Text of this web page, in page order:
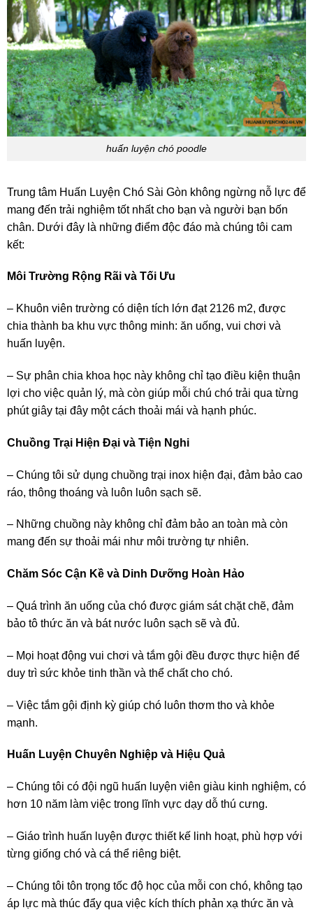
huấn luyện chó poodle
Trung tâm Huấn Luyện Chó Sài Gòn không ngừng nỗ lực để
mang đến trải nghiệm tốt nhất cho bạn và người bạn bốn
chân. Dưới đây là những điểm độc đáo mà chúng tôi cam
kết:
Môi Trường Rộng Rãi và Tối Ưu
– Khuôn viên trường có diện tích lớn đạt 2126 m2, được
chia thành ba khu vực thông minh: ăn uống, vui chơi và
huấn luyện.
– Sự phân chia khoa học này không chỉ tạo điều kiện thuận
lợi cho việc quản lý, mà còn giúp mỗi chú chó trải qua từng
phút giây tại đây một cách thoải mái và hạnh phúc.
Chuồng Trại Hiện Đại và Tiện Nghi
– Chúng tôi sử dụng chuồng trại inox hiện đại, đảm bảo cao
ráo, thông thoáng và luôn luôn sạch sẽ.
– Những chuồng này không chỉ đảm bảo an toàn mà còn
mang đến sự thoải mái như môi trường tự nhiên.
Chăm Sóc Cận Kề và Dinh Dưỡng Hoàn Hảo
– Quá trình ăn uống của chó được giám sát chặt chẽ, đảm
bảo tô thức ăn và bát nước luôn sạch sẽ và đủ.
– Mọi hoạt động vui chơi và tắm gội đều được thực hiện để
duy trì sức khỏe tinh thần và thể chất cho chó.
– Việc tắm gội định kỳ giúp chó luôn thơm tho và khỏe
mạnh.
Huấn Luyện Chuyên Nghiệp và Hiệu Quả
– Chúng tôi có đội ngũ huấn luyện viên giàu kinh nghiệm, có
hơn 10 năm làm việc trong lĩnh vực dạy dỗ thú cưng.
– Giáo trình huấn luyện được thiết kế linh hoạt, phù hợp với
từng giống chó và cá thể riêng biệt.
– Chúng tôi tôn trọng tốc độ học của mỗi con chó, không tạo
áp lực mà thúc đẩy qua việc kích thích phản xạ thức ăn và